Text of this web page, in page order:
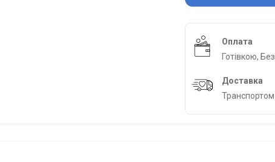
Оплата
Готівкою,
Доставка
Транспортом